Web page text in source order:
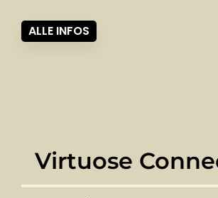
ALLE INFOS
Virtuose